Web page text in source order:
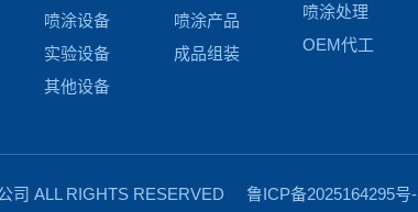
喷涂设备
实验设备
其他设备
喷涂产品
成品组装
喷涂处理
OEM代工
司 ALL RIGHTS RESERVED 鲁ICP备2025164295号